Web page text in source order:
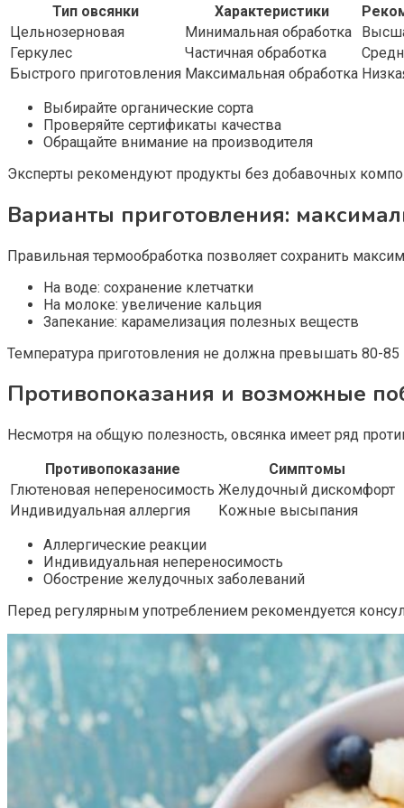
Тип овсянки
Характеристики
Цельнозерновая
Минимальная обработка
Геркулес
Частичная обработка
Быстрого приготовления Максимальная обработка
Выбирайте органические сорта
Проверяйте сертификаты качества
Обращайте внимание на производителя
Эксперты рекомендуют продукты без добавочных
Варианты приготовления:
Правильная термообработка позволяет сохранить
На воде: сохранение клетчатки
На молоке: увеличение кальция
Запекание: карамелизация полезных веществ
Температура приготовления не должна превышать 80-85
Противопоказания и возможные
Несмотря на общую полезность, овсянка имеет ряд
Противопоказание
Симптомы
Глютеновая непереносимость Желудочный дискомфорт
Индивидуальная аллергия
Кожные высыпания
Аллергические реакции
Индивидуальная непереносимость
Обострение желудочных заболеваний
Перед регулярным употреблением рекомендуется